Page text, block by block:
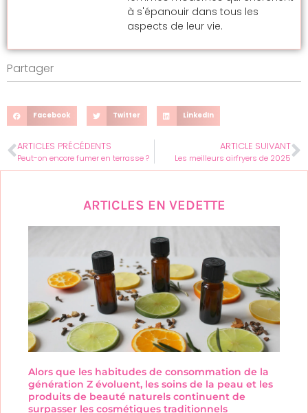
à s'épanouir dans tous les
aspects de leur vie.
Partager
Facebook Twitter LinkedIn
ARTICLES PRÉCÉDENTS
Peut-on encore fumer en terrasse ?
ARTICLE SUIVANT
Les meilleurs airfryers de 2025
ARTICLES EN VEDETTE
Alors que les habitudes de consommation de la
génération Z évoluent, les soins de la peau et les
produits de beauté naturels continuent de
surpasser les cosmétiques traditionnels